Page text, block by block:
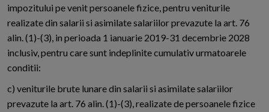
impozitului pe venit persoanele fizice, pentru veniturile
realizate din salarii si asimilate salariilor prevazute la art. 76
alin. (1)-(3), in perioada 1 ianuarie 2019-31 decembrie 2028
inclusiv, pentru care sunt indeplinite cumulativ urmatoarele
conditii:
c) veniturile brute lunare din salarii si asimilate salariilor
prevazute la art. 76 alin. (1)-(3), realizate de persoanele fizice